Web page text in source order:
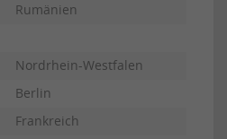
Rumänien
Nordrhein-Westfalen
Berlin
Frankreich